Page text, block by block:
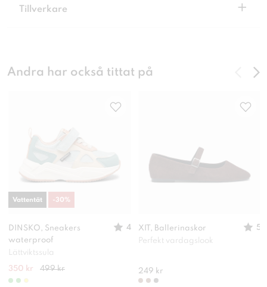
Tillverkare +
Andra har också tittat på
DINSKO, Sneakers
waterproof
4
Lättviktssula
350 kr 499 kr
Vattentät -30%
XIT, Ballerinaskor
5
Perfekt vardagslook
249 kr